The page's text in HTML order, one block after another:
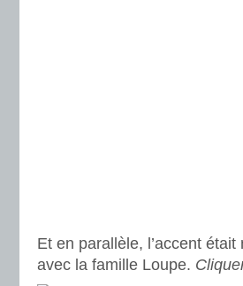
Et en parallèle, l’accent était
avec la famille Loupe.